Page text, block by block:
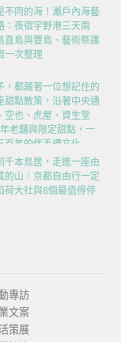
不同的海！瀨戶內海藝
：夜宿宇野港三天兩
直島與豐島、藝術祭護
一次整理
，都藏著一位想記住的
甜點散策，沿著中央通
空也、虎屋、資生堂
老舖與限定甜點，一
百年的伴手禮文化
千本鳥居，走進一座由
的山｜京都自由行一定
荷大社與8個最值得停
專訪
文案
策展